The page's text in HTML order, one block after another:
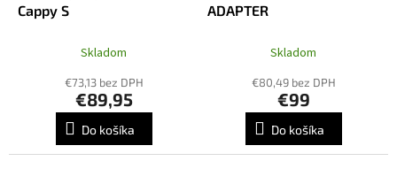
Cappy S
Skladom
€73,13 bez DPH
€89,95
Do košíka
ADAPTER
Skladom
€80,49 bez DPH
€99
Do košíka